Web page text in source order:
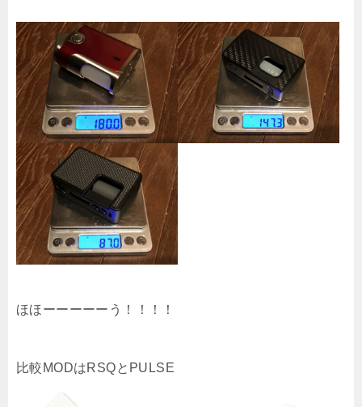
ほほーーーーーう！！！！
比較MODはRSQとPULSE